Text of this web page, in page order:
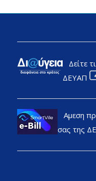
Δείτε
ΔΕΥΑΠ
Αμεση
σας της